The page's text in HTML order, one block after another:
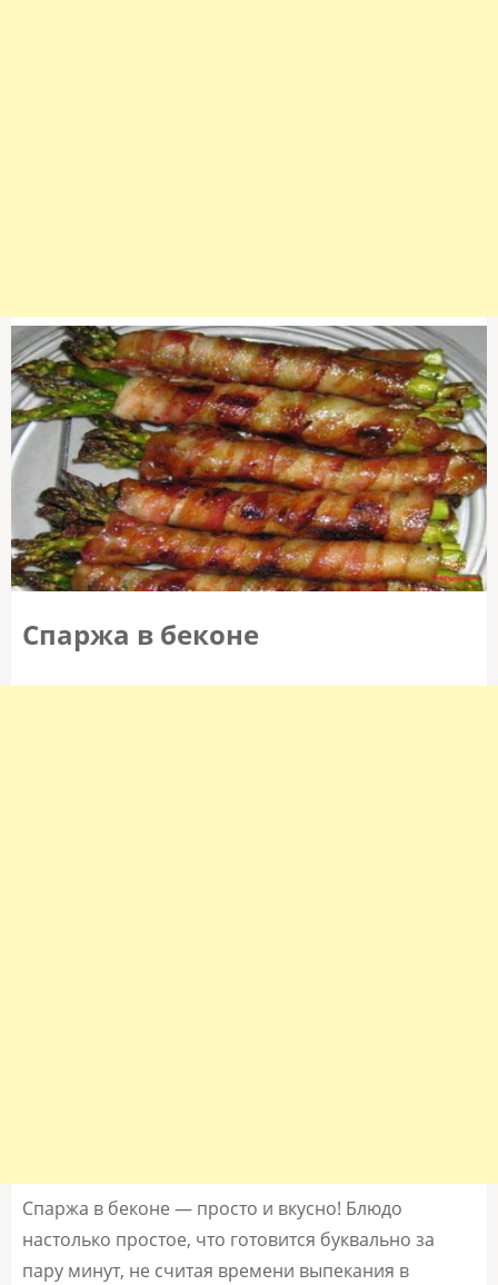
Спаржа в беконе
Спаржа в беконе — просто и вкусно! Блюдо
настолько простое, что готовится буквально за
пару минут, не считая времени выпекания в